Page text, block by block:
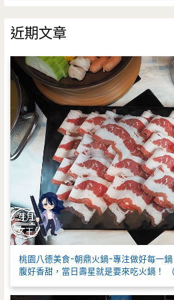
鍵
字
:
近期文章
桃園八德美食-朝鼎火鍋-專注做好每一
腹好香甜，當日壽星就是要來吃火鍋！ （